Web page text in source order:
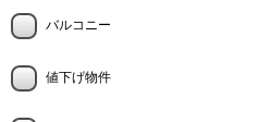
バルコニー
値下げ物件